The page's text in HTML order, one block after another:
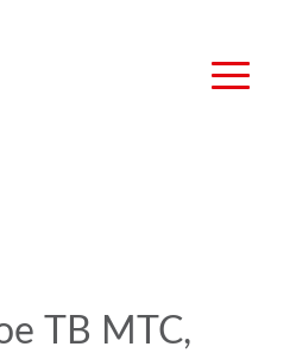
ТВ МТС,